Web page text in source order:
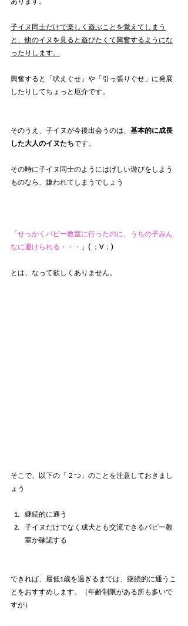
子イヌ同士だけで楽しく遊ぶことを覚えてしまう
と、他のイヌを見ると遊びたくて興奮するようにな
ったりします。
興奮すると「吠えぐせ」や「引っ張りぐせ」に発展
したりしてちょっと厄介です。
そのうえ、子イヌが今後出会うのは、 基本的に成長
した大人のイヌたちです。
その時に子イヌ同士のようにはげしい遊びをしよう
ものなら、嫌われてしまうでしょう
「 せっかくパピー教室に行ったのに、うちの子みん
なに避けられる・・・ 」( ；∀；)
とは、なって欲しくありません。
そこで、以下の「２つ」のことを注意しておきまし
ょう
継続的に通う
子イヌだけでなく成犬とも交流できるパピー教
室か確認する
できれば、最低1歳を過ぎるまでは、継続的に通うこ
とをおすすめします。（年齢制限がある所も多いで
すが）